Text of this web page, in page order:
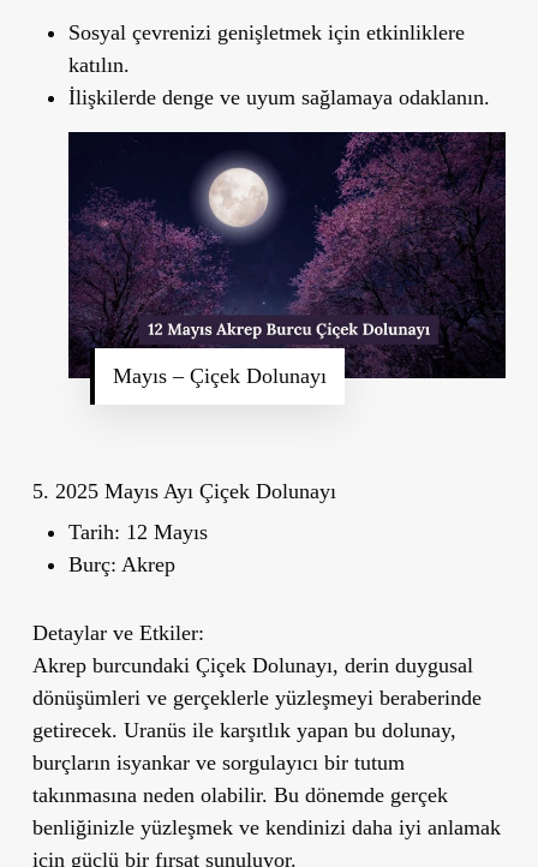
Sosyal çevrenizi genişletmek için etkinliklere
katılın.
İlişkilerde denge ve uyum sağlamaya odaklanın.
Mayıs – Çiçek Dolunayı
5. 2025 Mayıs Ayı Çiçek Dolunayı
Tarih: 12 Mayıs
Burç: Akrep
Detaylar ve Etkiler:
Akrep burcundaki Çiçek Dolunayı, derin duygusal
dönüşümleri ve gerçeklerle yüzleşmeyi beraberinde
getirecek. Uranüs ile karşıtlık yapan bu dolunay,
burçların isyankar ve sorgulayıcı bir tutum
takınmasına neden olabilir. Bu dönemde gerçek
benliğinizle yüzleşmek ve kendinizi daha iyi anlamak
için güçlü bir fırsat sunuluyor.